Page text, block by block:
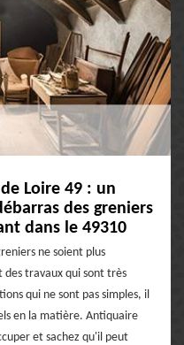
Loire 49 : un
des greniers
dans le 49310
ne soient plus
des travaux qui sont très
qui ne sont pas simples, il
en la matière. Antiquaire
et sachez qu'il peut